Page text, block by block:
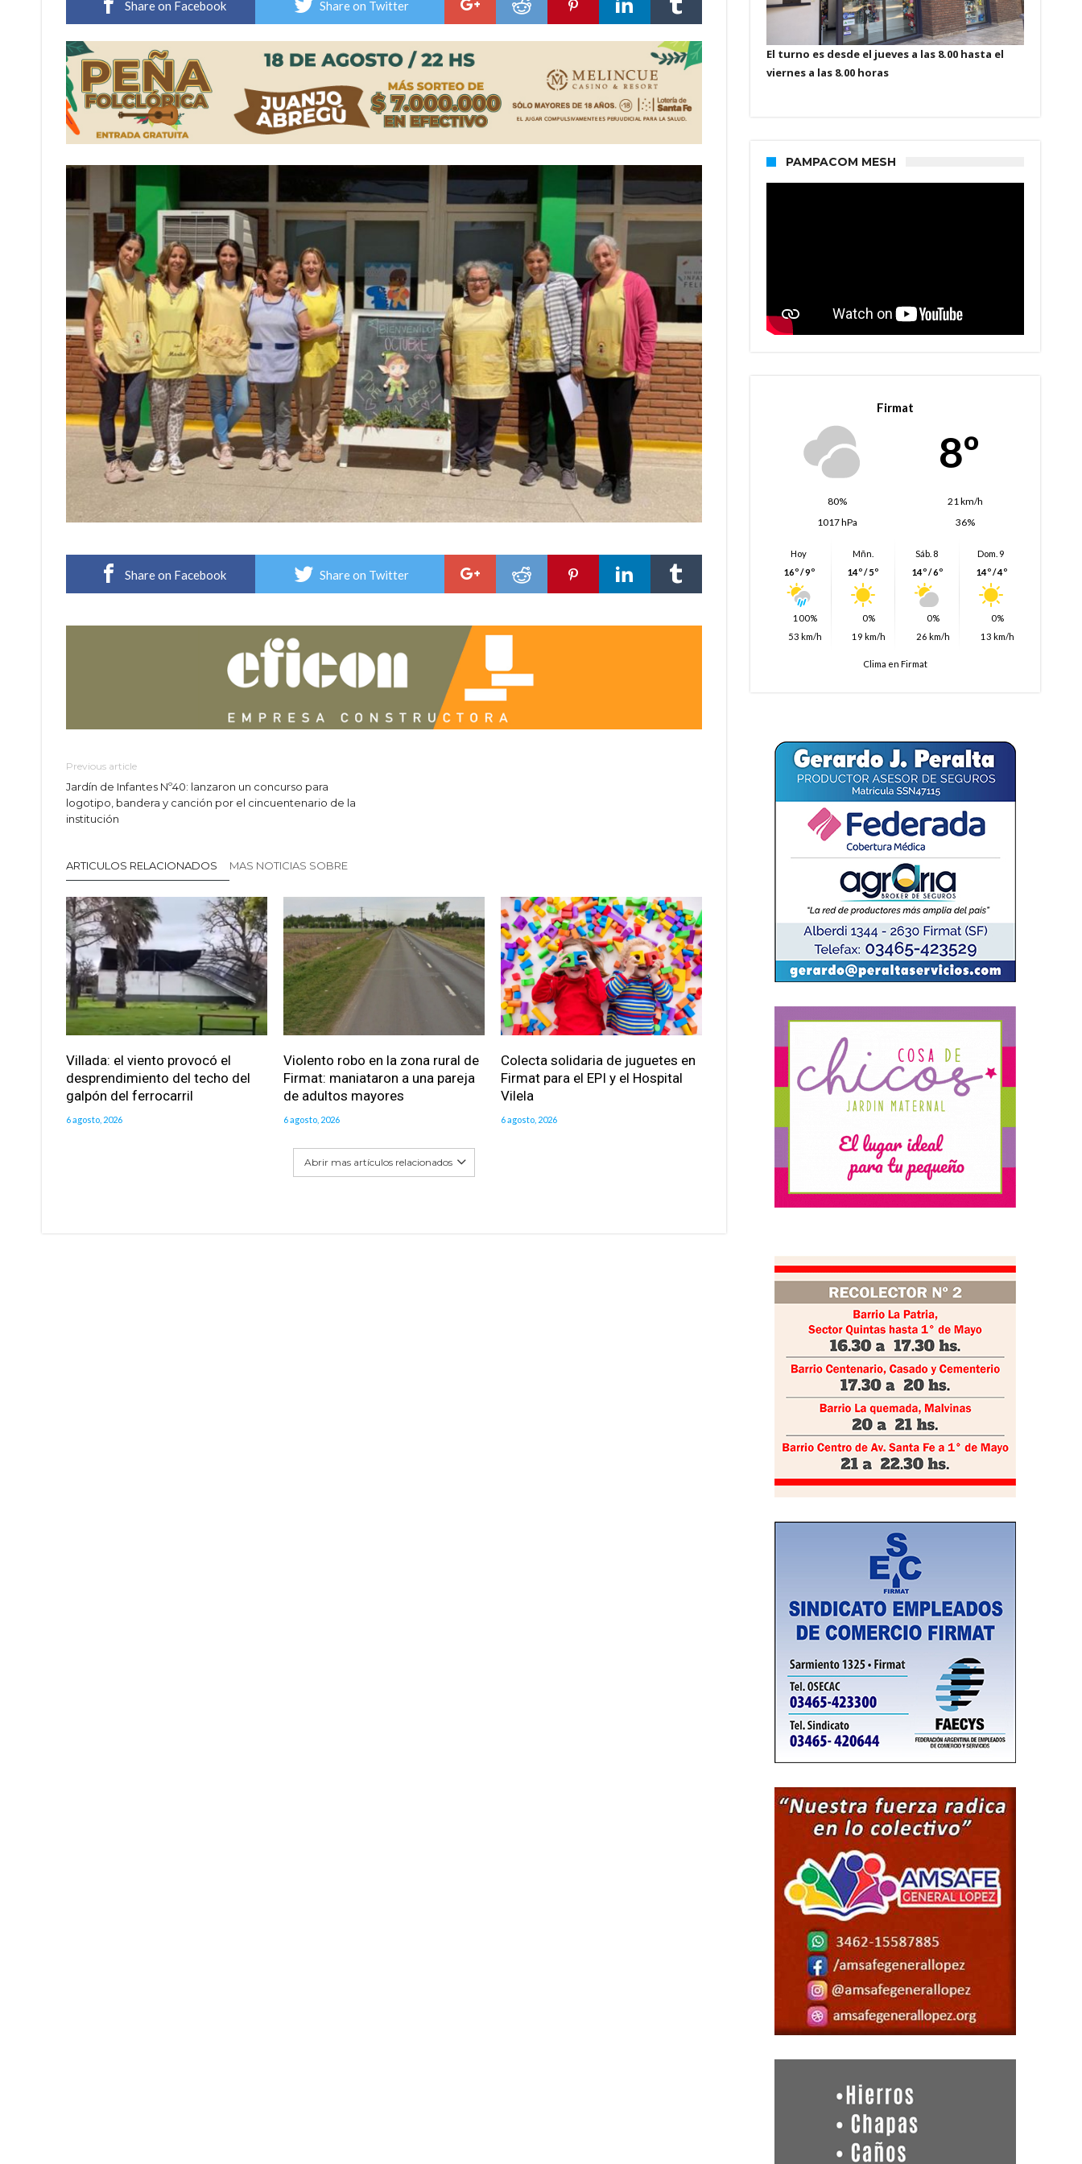
Share on Facebook Share on Twitter
Share on Facebook Share on Twitter
Previous article
Jardín de Infantes Nº40: lanzaron un concurso para
logotipo, bandera y canción por el cincuentenario de la
institución
ARTICULOS RELACIONADOS MAS NOTICIAS SOBRE
Villada: el viento provocó el
desprendimiento del techo del
galpón del ferrocarril
6 agosto, 2026
Violento robo en la zona rural de
Firmat: maniataron a una pareja
de adultos mayores
6 agosto, 2026
Colecta solidaria de juguetes en
Firmat para el EPI y el Hospital
Vilela
6 agosto, 2026
Abrir mas artículos relacionados
El turno es desde el jueves a las 8.00 hasta el
viernes a las 8.00 horas
PAMPACOM MESH
Firmat
8º
80%
21 km/h
1017 hPa
36%
Hoy
16º / 9º
100%
53 km/h
Mñn.
14º / 5º
0%
19 km/h
Sáb. 8
14º / 6º
0%
26 km/h
Dom. 9
14º / 4º
0%
13 km/h
Clima en Firmat